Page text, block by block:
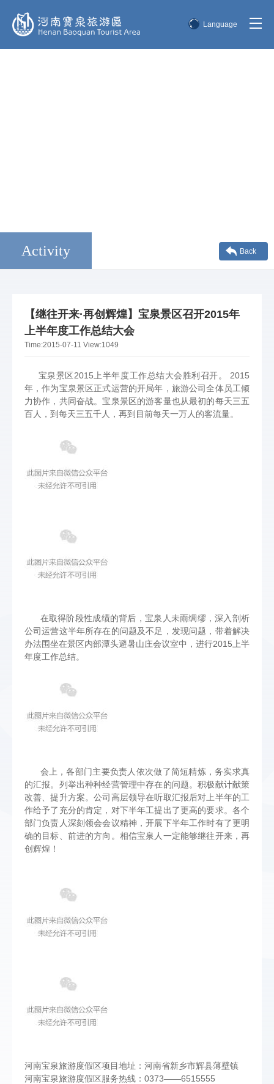
Language
Activity Back
【继往开来·再创辉煌】宝泉景区召开2015年
上半年度工作总结大会
Time:2015-07-11 View:1049
宝泉景区2015上半年度工作总结大会胜利召开。 2015
年，作为宝泉景区正式运营的开局年，旅游公司全体员工倾
力协作，共同奋战。宝泉景区的游客量也从最初的每天三五
百人，到每天三五千人，再到目前每天一万人的客流量。
在取得阶段性成绩的背后，宝泉人未雨绸缪，深入剖析
公司运营这半年所存在的问题及不足，发现问题，带着解决
办法围坐在景区内部潭头避暑山庄会议室中，进行2015上半
年度工作总结。
会上，各部门主要负责人依次做了简短精炼，务实求真
的汇报。列举出种种经营管理中存在的问题。积极献计献策
改善、提升方案。公司高层领导在听取汇报后对上半年的工
作给予了充分的肯定，对下半年工提出了更高的要求。各个
部门负责人深刻领会会议精神，开展下半年工作时有了更明
确的目标、前进的方向。相信宝泉人一定能够继往开来，再
创辉煌！
河南宝泉旅游度假区项目地址：河南省新乡市辉县薄壁镇
河南宝泉旅游度假区服务热线：0373——6515555